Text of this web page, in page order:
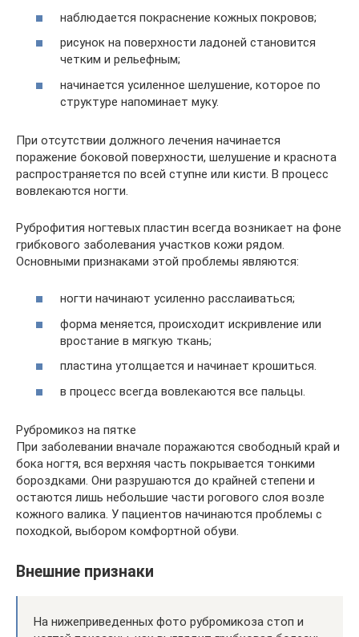
наблюдается покраснение кожных покровов;
рисунок на поверхности ладоней становится
четким и рельефным;
начинается усиленное шелушение, которое по
структуре напоминает муку.
При отсутствии должного лечения начинается
поражение боковой поверхности, шелушение и краснота
распространяется по всей ступне или кисти. В процесс
вовлекаются ногти.
Руброфития ногтевых пластин всегда возникает на фоне
грибкового заболевания участков кожи рядом.
Основными признаками этой проблемы являются:
ногти начинают усиленно расслаиваться;
форма меняется, происходит искривление или
вростание в мягкую ткань;
пластина утолщается и начинает крошиться.
в процесс всегда вовлекаются все пальцы.
Рубромикоз на пятке
При заболевании вначале поражаются свободный край и
бока ногтя, вся верхняя часть покрывается тонкими
бороздками. Они разрушаются до крайней степени и
остаются лишь небольшие части рогового слоя возле
кожного валика. У пациентов начинаются проблемы с
походкой, выбором комфортной обуви.
Внешние признаки
На нижеприведенных фото рубромикоза стоп и